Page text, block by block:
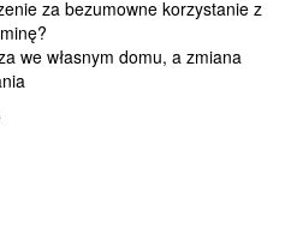
za bezumowne korzystanie z
we własnym domu, a zmiana